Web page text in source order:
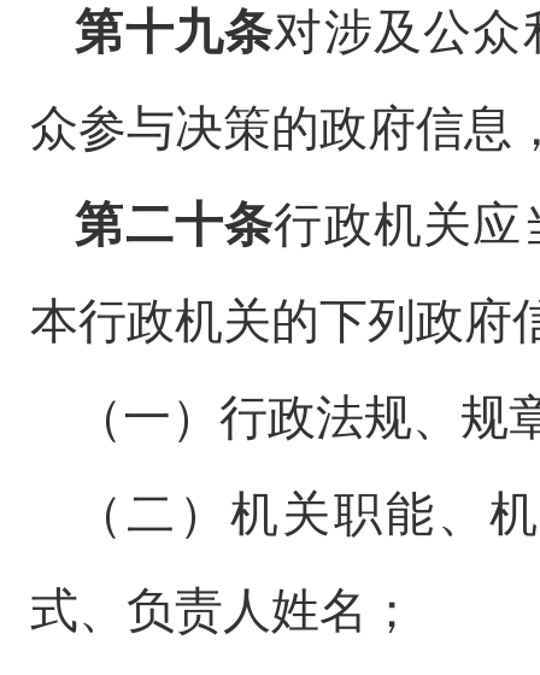
第十九条对涉及公众
众参与决策的政府信息
第二十条行政机关应
本行政机关的下列政府
（一）行政法规、
（二）机关职能、
式、负责人姓名；